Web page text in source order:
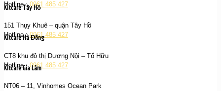
Hotline :0961 485 427
Kitcare Tây Hồ
151 Thụy Khuê – quận Tây Hồ
Hotline :0961 485 427
Kitcare Hà Đông
CT8 khu đô thị Dương Nội – Tố Hữu
Hotline :0961 485 427
Kitcare Gia Lâm
NT06 – 11, Vinhomes Ocean Park